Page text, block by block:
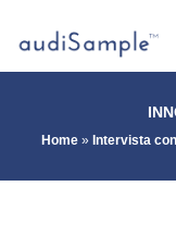
Home » Intervista